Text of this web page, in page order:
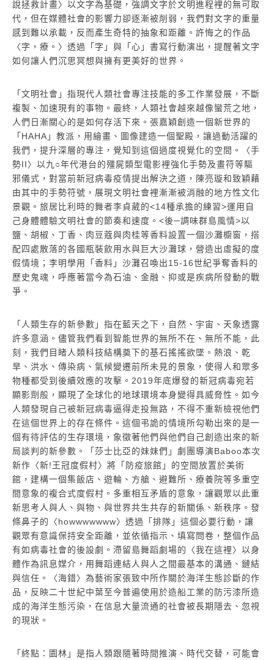
說拯救計畫〉以文字為基礎，強調文字於文明進程裡的無可取
代，但在媒體社會的影響力卻逐漸被削弱，我們對文字的重量
感到難以承載，反而產生奇特的抽象和距離。許悔之的作品
〈字，療。〉透過「字」與「心」書寫行動演出，提醒著文字
如何讓人們沉思冥想與擁有更美好的世界。
「文明社會」指現代人類社會專注技能的多工作業發展，不斷
複製、加速現有的事物。最終，人類社會越來越像蠻荒之地，
人們日漸關心的是如何存活下來。張嘉穎創造一個新世界的
「HAHA」教派，用繪畫、圖像建造一個聖殿，讓過動活躍的
我們，提升深層的專注，覺知到這個過度視覺化的空間。〈手
勢II〉以九○年代港台的殭屍類型電影裡強化手勢及畫符等驅
邪儀式，對當前新冠病毒疫情提出解決之道，陳亮璇和致穎藉
由其中的手勢符號，展現文明社會裡漸漸被消融的地方性文化
景觀。旅居比利時的舞者李貞葳的<14種承擔的練習>運用自
己身體體驗文明社會的節奏和速度。<後─調味群島風情>以
鹽、胡椒、丁香、肉豆蔻與肉桂等香料設置一個沙灘櫥窗，搭
配四處散落的各國瓶裝飲用水與巨大沙灘球，營造出虛擬的度
假情境；李明學用「香料」沙灘召喚出15-16世紀爭奪香料的
歷史鬼魂，呼應著當今為石油、金融、抑或是疾病所發動的戰
爭。
「人類生存的新參數」指在藍天之下，自然、宇宙、天象透露
許多意涵。儘管我們看到智能世界的無所不在、無所不能，此
刻，我們目睹人類科技結構奠下的基石搖搖欲墜。熱浪、乾
旱、洪水、傳染病、氣候變遷前所未見的景象，使得人和眾多
物種都受到後續效應的攻擊。2019年底爆發的新冠病毒宛若
顯影劑般，顯現了全球化的地球環境本身變得具威脅性。如今
人類發現自己被新冠病毒逼得走投無路，不得不重新檢視他們
在這個世界上的存在條件。這個弔詭的情境所勾勒出來的是一
個有待評估的生存環境，象徵著他們與他們自己創造出來的新
局談判的新參數。「莎士比亞的妹妹們」劇團導演Baboo本次
新作〈新!王冠度假村〉將「防疫旅館」的空間放置於美術
館，建構一個集飯店、遊輪、方艙、避難所、療養院等多重空
間意象的複合式度假村。多重相互矛盾的意象，讓觀眾以此重
新思考人與人、與物、與世界共生共存的新關係、新秩序。發
條鼻子的〈howwwwwww〉透過「排隊」這個必要行動，讓
觀眾有意識保持安全距離，並依循指示、填寫問卷，整個作品
有如病毒社會的後設劇。滯留島舞蹈劇場的〈我在這裡〉以身
體作為訊息媒介，用舞蹈連結人與人之間最基本的溝通、鏈結
與信任。〈海錯〉為藝術家張致中所作關於海洋生態診斷的作
品，反映二十世紀中葉至今普遍使用於造船工業的防污漆所造
成的海洋生態污染，在信息大量流通的社會被長期隱去、忽視
的現狀。
「終點：園林」是指人類跟隨著時間推演、時代交替，可能會